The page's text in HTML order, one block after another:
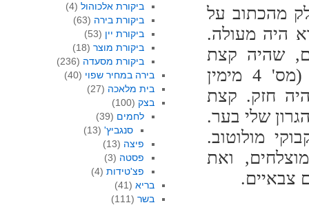
מהכתוב על
היה מעולה.
שהיה קצת
מריר לטעמי. את התווית של הבקבוק הרביעי (מס' 4 מימין
חזק. קצת
שלי בער.
מולוטוב.
ואת
צבאיים.
ביקורת אלכוהול (4)
ביקורת בירה (63)
ביקורת יין (53)
ביקורת מוצר (18)
ביקורת מסעדה (236)
בירה במחיר שפוי (40)
בית מלאכה (27)
בצק(100)
לחמים (39)
סנגביץ'(13)
פיצה (13)
פסטה (3)
פצ'טידות (4)
בריא(41)
בשר(111)